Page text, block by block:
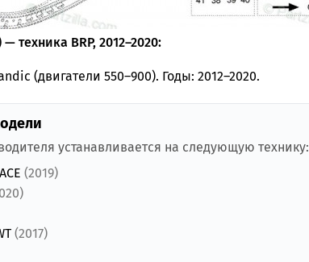
техника BRP, 2012–2020:
(двигатели 550–900). Годы: 2012–2020.
устанавливается на следующую технику:
(2019)
(2017)